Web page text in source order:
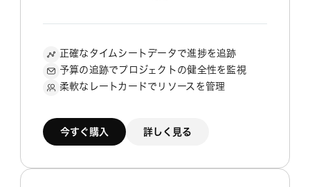
正確なタイムシートデータで進捗を追跡
予算の追跡でプロジェクトの健全性を監視
柔軟なレートカードでリソースを管理
今すぐ購入 詳しく見る